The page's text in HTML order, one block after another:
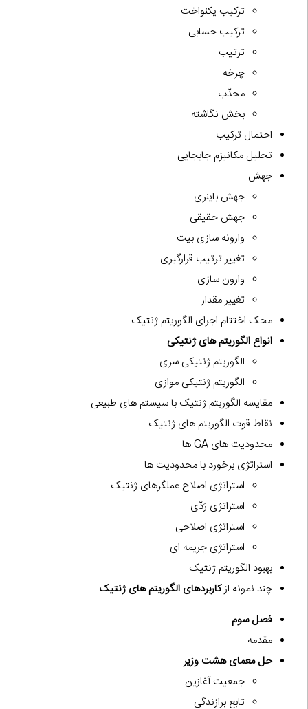
ترکیب یکنواخت
ترکیب حسابی
ترتیب
چرخه
محدّب
بخش نگاشته
احتمال ترکیب
تحلیل مکانیزم جابجایی
جهش
جهش باینری
جهش حقیقی
وارونه سازی بیت
تغییر ترتیب قرارگیری
وارون سازی
تغییر مقدار
محک اختتام اجرای الگوریتم ژنتیک
انواع الگوریتم های ژنتیکی
الگوریتم ژنتیکی سری
الگوریتم ژنتیکی موازی
مقایسه الگوریتم ژنتیک با سیستم های طبیعی
نقاط قوت الگوریتم های ژنتیک
محدودیت های GA ها
استراتژی برخورد با محدودیت ها
استراتژی اصلاح عملگرهای ژنتیک
استراتژی رَدّی
استراتژی اصلاحی
استراتژی جریمه ای
بهبود الگوریتم ژنتیک
چند نمونه ازکاربردهای الگوریتم های ژنتیک
فصل سوم
مقدمه
حل معمای هشت وزیر
جمعیت آغازین
تابع برازندگی